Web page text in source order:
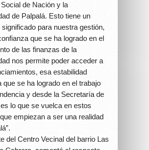
de Nación y la
de Palpalá. Esto tiene un
significado para nuestra gestión,
que se ha logrado en el
de las finanzas de la
nos permite poder acceder a
esa estabilidad
que se ha logrado en el trabajo
y desde la Secretaría de
lo que se vuelca en estos
empiezan a ser una realidad
del Centro Vecinal del barrio Las